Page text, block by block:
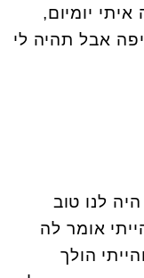
יומיום,
אבל תהיה לי
לנו טוב
אומר לה
הולך